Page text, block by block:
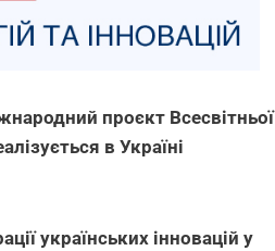
проєкт Всесвітньої
в Україні
українських інновацій у